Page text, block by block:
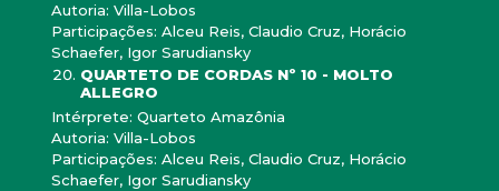
Autoria: Villa-Lobos
Participações: Alceu Reis, Claudio Cruz, Horácio
Schaefer, Igor Sarudiansky
QUARTETO DE CORDAS Nº 10 - MOLTO
ALLEGRO
Intérprete: Quarteto Amazônia
Autoria: Villa-Lobos
Participações: Alceu Reis, Claudio Cruz, Horácio
Schaefer, Igor Sarudiansky